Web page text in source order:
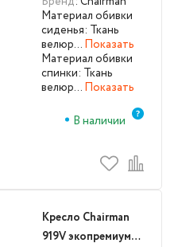
(CH7116607)
Материал обивки
сиденья: Ткань
велюр… Показать
Материал обивки
спинки: Ткань
велюр… Показать
В наличии
Кресло Chairman
919V экопремиум